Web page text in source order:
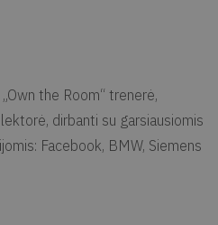
the Room“ trenerė,
dirbanti su garsiausiomis
Facebook, BMW, Siemens